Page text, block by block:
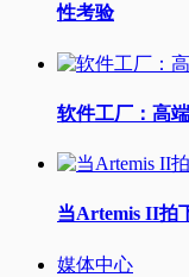
性考验
软件工厂：高
当Artemis II拍
媒体中心